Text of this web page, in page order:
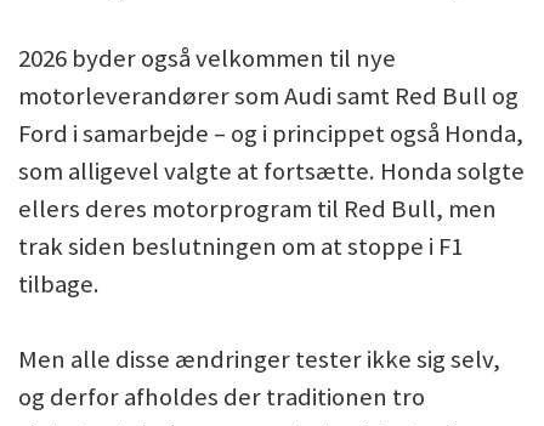
2026 byder også velkommen til nye
motorleverandører som Audi samt Red Bull og
Ford i samarbejde – og i princippet også Honda,
som alligevel valgte at fortsætte. Honda solgte
ellers deres motorprogram til Red Bull, men
trak siden beslutningen om at stoppe i F1
tilbage.
Men alle disse ændringer tester ikke sig selv,
og derfor afholdes der traditionen tro